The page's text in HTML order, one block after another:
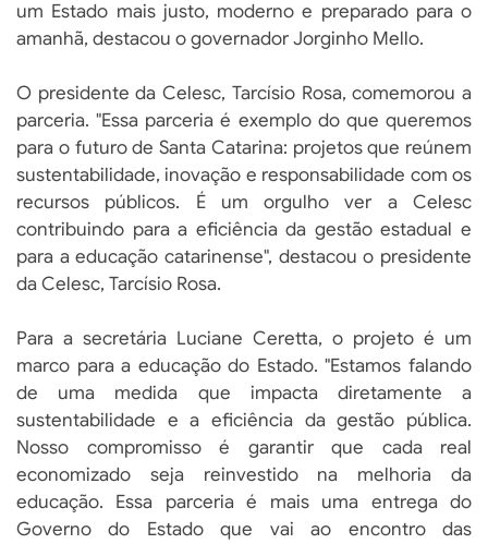
um Estado mais justo, moderno e preparado para o
amanhã, destacou o governador Jorginho Mello.
O presidente da Celesc, Tarcísio Rosa, comemorou a
parceria. "Essa parceria é exemplo do que queremos
para o futuro de Santa Catarina: projetos que reúnem
sustentabilidade, inovação e responsabilidade com os
recursos públicos. É um orgulho ver a Celesc
contribuindo para a eficiência da gestão estadual e
para a educação catarinense", destacou o presidente
da Celesc, Tarcísio Rosa.
Para a secretária Luciane Ceretta, o projeto é um
marco para a educação do Estado. "Estamos falando
de uma medida que impacta diretamente a
sustentabilidade e a eficiência da gestão pública.
Nosso compromisso é garantir que cada real
economizado seja reinvestido na melhoria da
educação. Essa parceria é mais uma entrega do
Governo do Estado que vai ao encontro das